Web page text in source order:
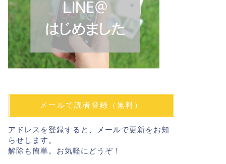
メールで読者登録（無料）
アドレスを登録すると、メールで更新をお知
らせします。
解除も簡単。お気軽にどうぞ！